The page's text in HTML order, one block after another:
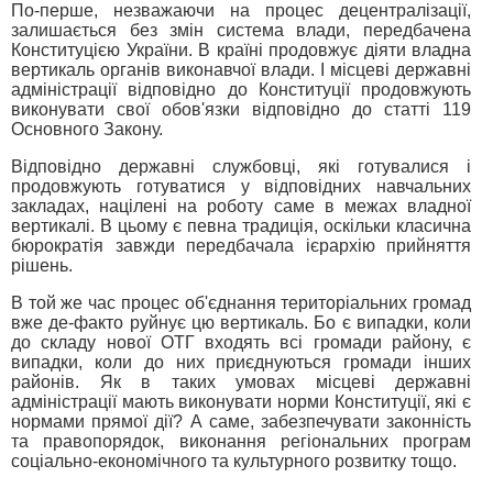
По-перше, незважаючи на процес децентралізації,
залишається без змін система влади, передбачена
Конституцією України. В країні продовжує діяти владна
вертикаль органів виконавчої влади. І місцеві державні
адміністрації відповідно до Конституції продовжують
виконувати свої обов'язки відповідно до статті 119
Основного Закону.
Відповідно державні службовці, які готувалися і
продовжують готуватися у відповідних навчальних
закладах, націлені на роботу саме в межах владної
вертикалі. В цьому є певна традиція, оскільки класична
бюрократія завжди передбачала ієрархію прийняття
рішень.
В той же час процес об'єднання територіальних громад
вже де-факто руйнує цю вертикаль. Бо є випадки, коли
до складу нової ОТГ входять всі громади району, є
випадки, коли до них приєднуються громади інших
районів. Як в таких умовах місцеві державні
адміністрації мають виконувати норми Конституції, які є
нормами прямої дії? А саме, забезпечувати законність
та правопорядок, виконання регіональних програм
соціально-економічного та культурного розвитку тощо.